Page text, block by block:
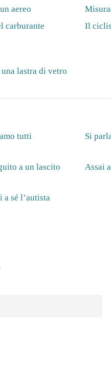
aereo
carburante Il
una lastra di vetro
tutti Si
a un lascito Assai
a sé l’autista